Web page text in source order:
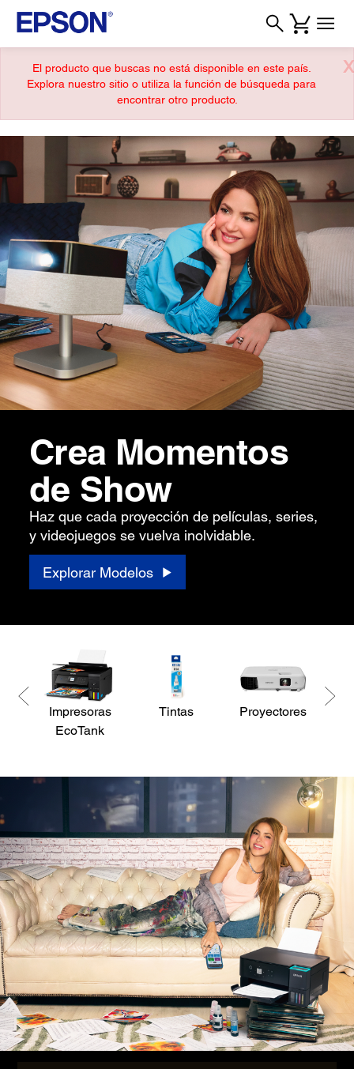
X
El producto que buscas no está disponible en este país.
Explora nuestro sitio o utiliza la función de búsqueda para
encontrar otro producto.
Crea Momentos
de Show
Haz que cada proyección de películas, series,
y videojuegos se vuelva inolvidable.
Explorar Modelos
Impresoras
EcoTank
Tintas Proyectores